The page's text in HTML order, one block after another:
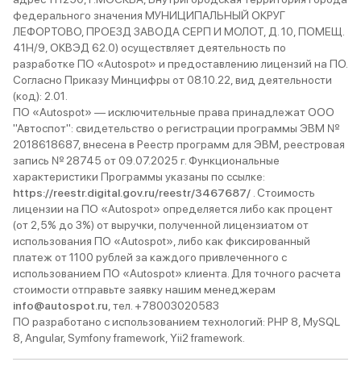
федерального значения МУНИЦИПАЛЬНЫЙ ОКРУГ
ЛЕФОРТОВО, ПРОЕЗД ЗАВОДА СЕРП И МОЛОТ, Д. 10, ПОМЕЩ.
41Н/9, ОКВЭД 62.0) осуществляет деятельность по
разработке ПО «Autospot» и предоставлению лицензий на ПО.
Согласно Приказу Минцифры от 08.10.22, вид деятельности
(код): 2.01.
ПО «Autospot» — исключительные права принадлежат ООО
"Автоспот": свидетельство о регистрации программы ЭВМ №
2018618687, внесена в Реестр программ для ЭВМ, реестровая
запись № 28745 от 09.07.2025 г. Функциональные
характеристики Программы указаны по ссылке:
https://reestr.digital.gov.ru/reestr/3467687/ . Стоимость
лицензии на ПО «Autospot» определяется либо как процент
(от 2,5% до 3%) от выручки, полученной лицензиатом от
использования ПО «Autospot», либо как фиксированный
платеж от 1100 рублей за каждого привлеченного с
использованием ПО «Autospot» клиента. Для точного расчета
стоимости отправьте заявку нашим менеджерам
info@autospot.ru , тел. +78003020583
ПО разработано с использованием технологий: PHP 8, MySQL
8, Angular, Symfony framework, Yii2 framework.